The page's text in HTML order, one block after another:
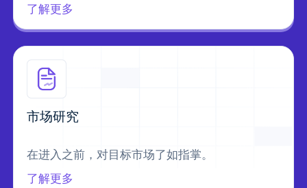
了解更多
市场研究
在进入之前，对目标市场了如指掌。
了解更多